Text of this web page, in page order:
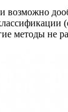
возможно
методы не